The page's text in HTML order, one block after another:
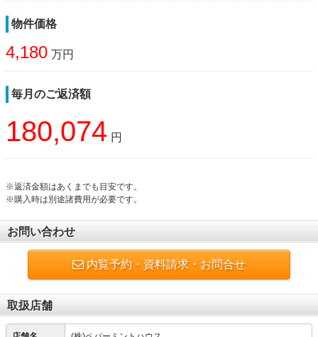
物件価格
4,180 万円
毎月のご返済額
180,074 円
※返済金額はあくまでも目安です。
※購入時は別途諸費用が必要です。
お問い合わせ
内覧予約・資料請求・お問合せ
取扱店舗